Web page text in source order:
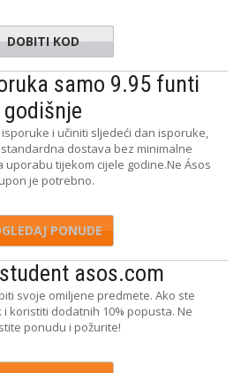
BIG25
DOBITI KOD
samo 9.95 funti
godišnje
i učiniti sljedeći dan isporuke,
dostava bez minimalne
tijekom cijele godine.Ne Ásos
je potrebno.
PONUDE
asos.com
svoje omiljene predmete. Ako ste
koristiti dodatnih 10% popusta. Ne
ponudu i požurite!